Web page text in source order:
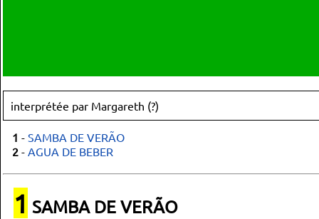
interprétée par Margareth (?)
1 - SAMBA DE VERÃO
2 - AGUA DE BEBER
1 SAMBA DE VERÃO